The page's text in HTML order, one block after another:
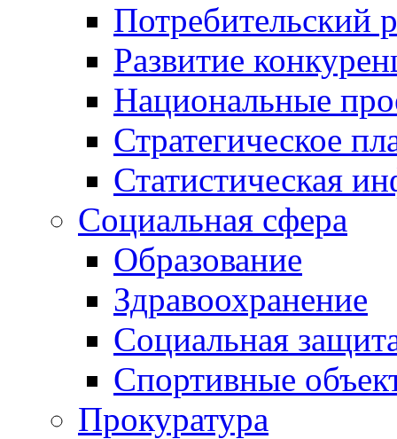
Потребительский
Развитие
Национальные
Стратегическое
Статистическая
Социальная сфера
Образование
Здравоохранение
Социальная
Спортивные
Прокуратура